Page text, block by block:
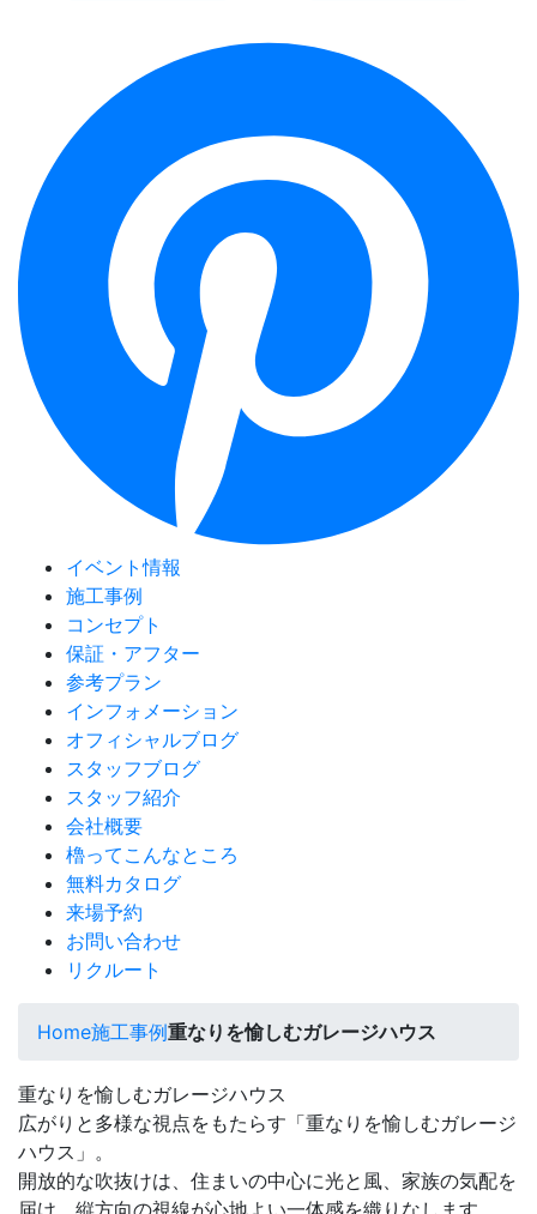
イベント情報
施工事例
コンセプト
保証・アフター
参考プラン
インフォメーション
オフィシャルブログ
スタッフブログ
スタッフ紹介
会社概要
櫓ってこんなところ
無料カタログ
来場予約
お問い合わせ
リクルート
Home施工事例重なりを愉しむガレージハウス
重なりを愉しむガレージハウス
広がりと多様な視点をもたらす「重なりを愉しむガレージ
ハウス」。
開放的な吹抜けは、住まいの中心に光と風、家族の気配を
届け、縦方向の視線が心地よい一体感を織りなします。